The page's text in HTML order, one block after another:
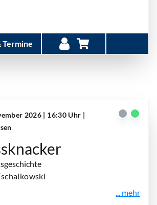
2026 | 16:30 Uhr |
... mehr